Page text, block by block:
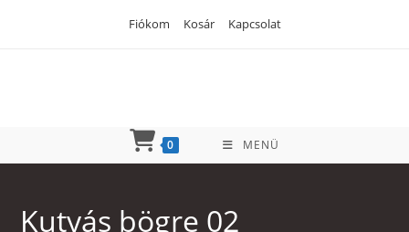
Fiókom Kosár Kapcsolat
0 MENÜ
Kutyás bögre 02